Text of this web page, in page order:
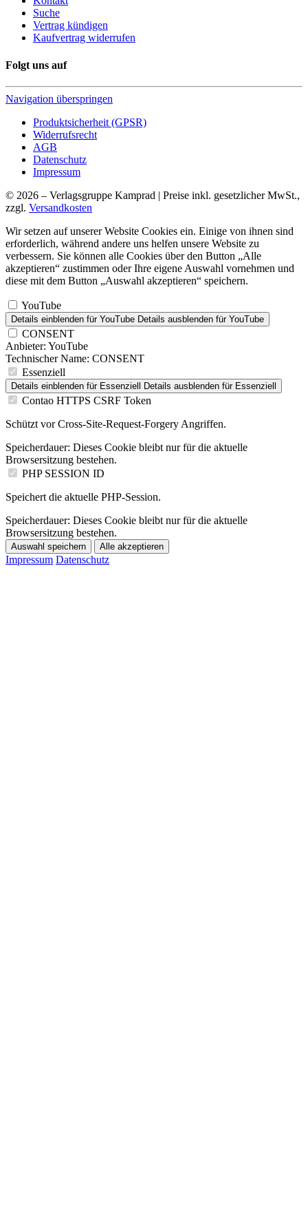
Suche
Vertrag kündigen
Kaufvertrag widerrufen
Folgt uns auf
Navigation überspringen
Produktsicherheit (GPSR)
Widerrufsrecht
AGB
Datenschutz
Impressum
© 2026 – Verlagsgruppe Kamprad | Preise inkl. gesetzlicher MwSt.,
zzgl. Versandkosten
Wir setzen auf unserer Website Cookies ein. Einige von ihnen sind
erforderlich, während andere uns helfen unsere Website zu
verbessern. Sie können alle Cookies über den Button „Alle
akzeptieren“ zustimmen oder Ihre eigene Auswahl vornehmen und
diese mit dem Button „Auswahl akzeptieren“ speichern.
YouTube
Details einblenden für YouTube Details ausblenden für YouTube
CONSENT
Anbieter: YouTube
Technischer Name: CONSENT
Essenziell
Details einblenden für Essenziell Details ausblenden für Essenziell
Contao HTTPS CSRF Token
Schützt vor Cross-Site-Request-Forgery Angriffen.
Speicherdauer: Dieses Cookie bleibt nur für die aktuelle
Browsersitzung bestehen.
PHP SESSION ID
Speichert die aktuelle PHP-Session.
Speicherdauer: Dieses Cookie bleibt nur für die aktuelle
Browsersitzung bestehen.
Auswahl speichern Alle akzeptieren
Impressum Datenschutz